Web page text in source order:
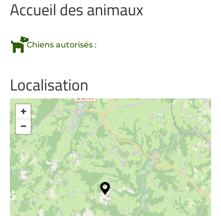
Accueil des animaux
Chiens autorisés :
Localisation
+
−